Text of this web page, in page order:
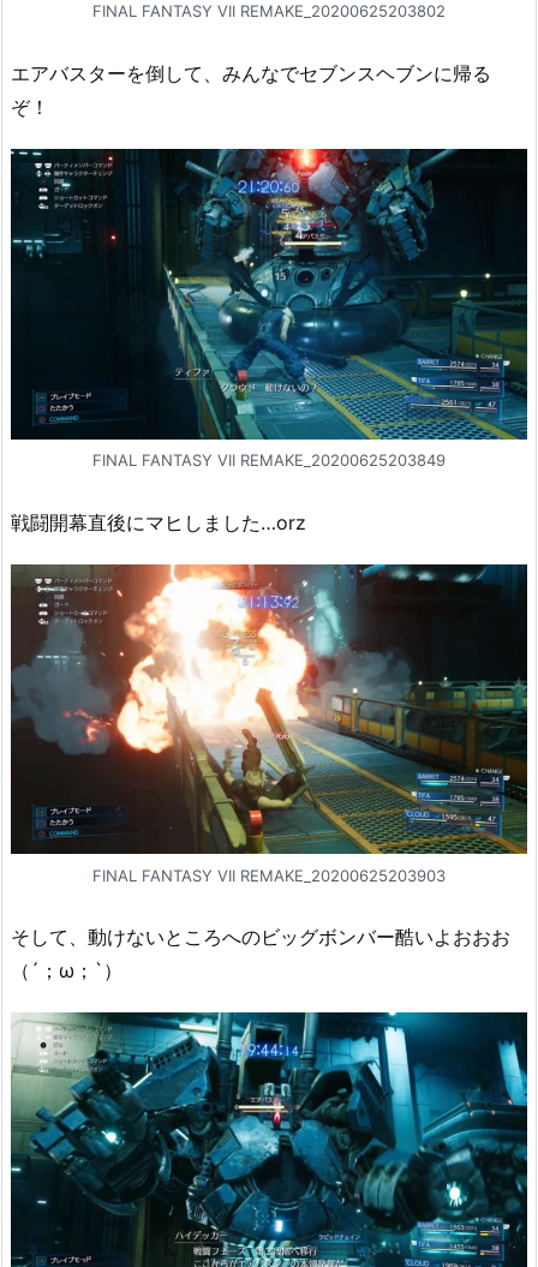
FINAL FANTASY VII REMAKE_20200625203802
エアバスターを倒して、みんなでセブンスヘブンに帰る
ぞ！
FINAL FANTASY VII REMAKE_20200625203849
戦闘開幕直後にマヒしました…orz
FINAL FANTASY VII REMAKE_20200625203903
そして、動けないところへのビッグボンバー酷いよおおお
（´；ω；`）